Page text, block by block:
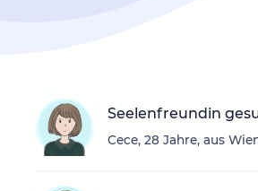
Seelenfreundin
Cece, 28 Jahre, aus